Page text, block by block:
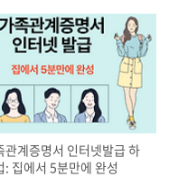
관계증명서 인터넷발급 하
: 집에서 5분만에 완성